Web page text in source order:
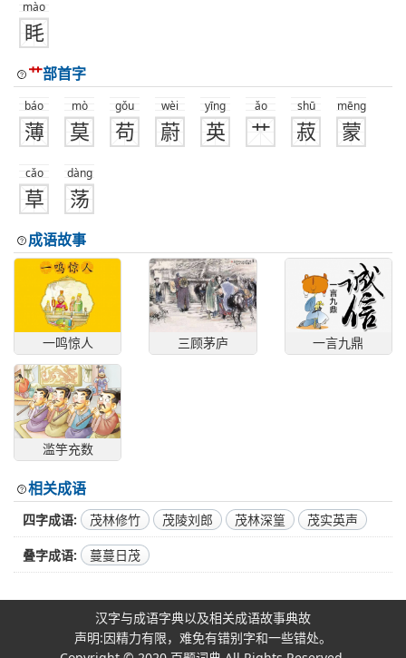
mào
眊
艹部首字
báo
薄
mò
莫
gǒu
苟
wèi
蔚
yīng
英
ǎo
艹
shū
菽
mēng
蒙
cǎo
草
dàng
荡
成语故事
一鸣惊人 三顾茅庐 一言九鼎
滥竽充数
相关成语
四字成语 茂林修竹 茂陵刘郎 茂林深篁 茂实英声
叠字成语 蔓蔓日茂
汉字与成语字典以及相关成语故事典故
声明:因精力有限，难免有错别字和一些错处。